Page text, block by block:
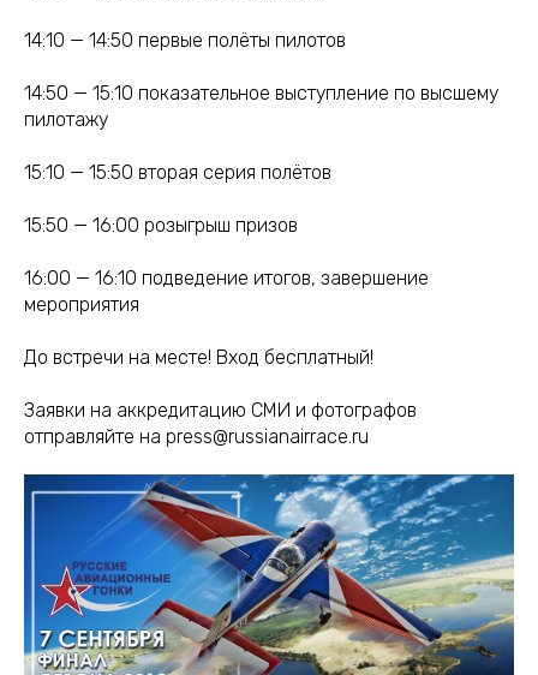
14:10 — 14:50 первые полёты пилотов
14:50 — 15:10 показательное выступление по высшему
пилотажу
15:10 — 15:50 вторая серия полётов
15:50 — 16:00 розыгрыш призов
16:00 — 16:10 подведение итогов, завершение
мероприятия
До встречи на месте! Вход бесплатный!
Заявки на аккредитацию СМИ и фотографов
отправляйте на press@russianairrace.ru